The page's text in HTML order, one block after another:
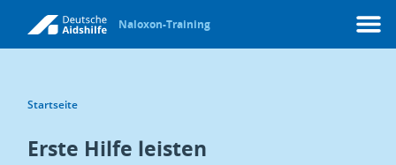
Naloxon-Training Menü
Startseite
Erste Hilfe leisten